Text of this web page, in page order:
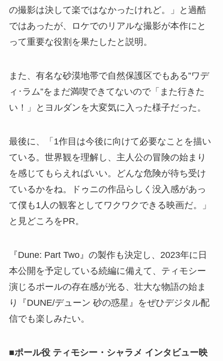
の撮影は決して楽ではなかったけれど。」と過酷
ではあったが、ロケでのリアルな撮影が本作にと
って重要な役割を果たしたと説明。
また、有名な砂漠地帯で自然保護区でもある”ワデ
ィ･ラム”をまだ満喫できてないので「また行きた
い！」とヨルダンを大変気に入った様子だった。
最後に、「1作目は今後に向けて必要なことを描い
ている。世界観を理解し、主人公の冒険の始まり
を感じてもらえればいい。どんな危険が待ち受け
ているかをね。ドゥニの作品らしく没入感があっ
て僕も1人の観客としてワクワクできる映画だ。」
と見どころをPR。
『Dune: Part Two』の製作も決定し、2023年に日
本公開を予定している続編に備えて、ティモシー
演じるポールの存在感が光る、壮大な物語の始ま
り『DUNE/デューン 砂の惑星』をぜひデジタル配
信でも楽しみたい。
■ポール役 ティモシー・シャラメ インタビュー映